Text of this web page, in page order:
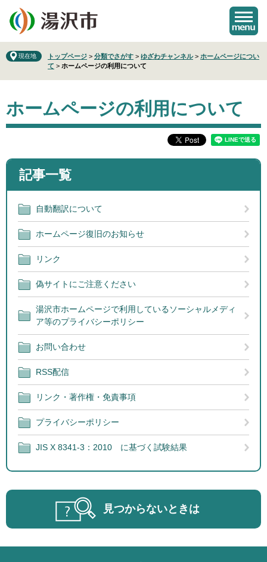
の
先
で
。
ー
を
ば
て
現在地 トップページ > 分類でさがす > ゆざわチャンネル > ホームページについ
て > ホームページの利用について
文
ホームページの利用について
記事一覧
自動翻訳について
ホームページ復旧のお知らせ
リンク
偽サイトにご注意ください
湯沢市ホームページで利用しているソーシャルメディ
ア等のプライバシーポリシー
お問い合わせ
RSS配信
リンク・著作権・免責事項
プライバシーポリシー
JIS X 8341-3：2010 に基づく試験結果
見つからないときは